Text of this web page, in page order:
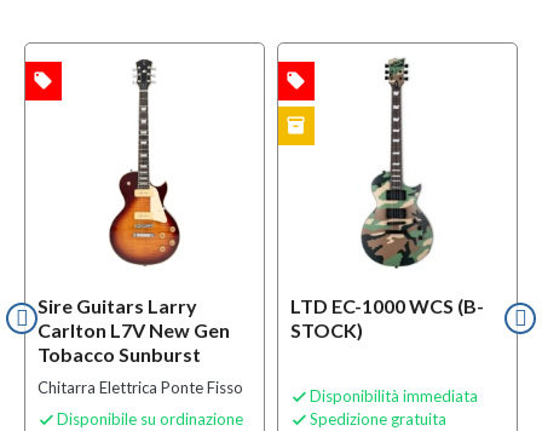
Sire Guitars Larry
Carlton L7V New Gen
Tobacco Sunburst
Chitarra Elettrica Ponte Fisso
 Disponibile su ordinazione
local_offer
LTD EC-1000 WCS (B-
STOCK)
 Disponibilità immediata
 Spedizione gratuita
local_offer
inventory